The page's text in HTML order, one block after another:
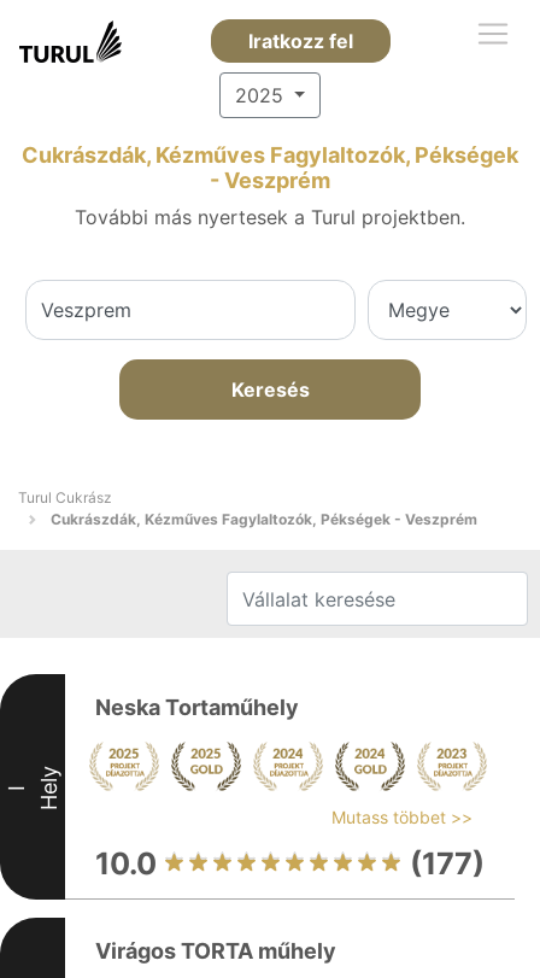
Iratkozz fel
2025
Cukrászdák, Kézműves Fagylaltozók, Pékségek
- Veszprém
További más nyertesek a Turul projektben.
Keresés
Turul Cukrász
Cukrászdák, Kézműves Fagylaltozók, Pékségek - Veszprém
I Hely
Neska Tortaműhely
Mutass többet >>
10.0 (177)
Virágos TORTA műhely